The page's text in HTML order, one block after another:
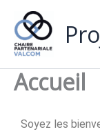
contenu
Accueil
Soyez les